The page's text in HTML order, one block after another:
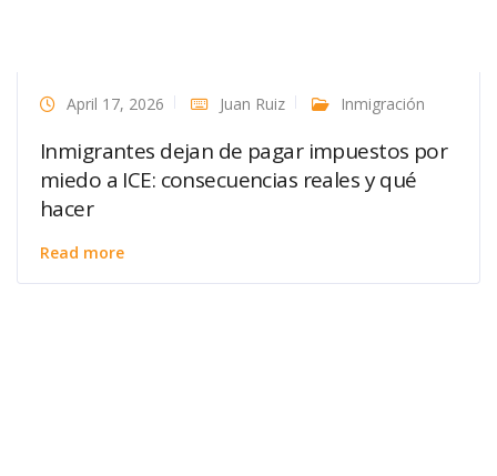
April 17, 2026 Juan Ruiz Inmigración
Inmigrantes dejan de pagar impuestos por
miedo a ICE: consecuencias reales y qué
hacer
Read more